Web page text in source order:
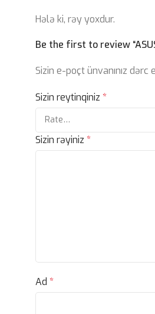
Hələ ki, rəy yoxdur.
Be the first to review
Sizin e-poçt ünvanınız dərc
Sizin reytinqiniz *
Sizin rəyiniz *
Ad *